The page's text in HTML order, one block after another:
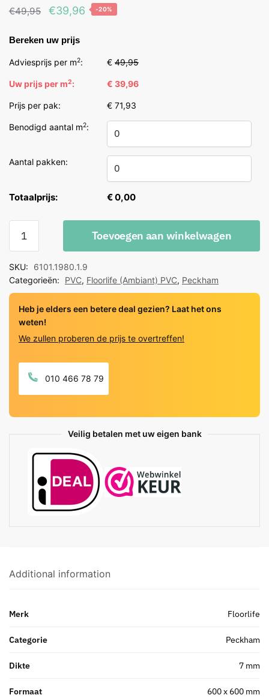
€49,95
Oorspronkelijke
was:
€49,95.
€39,96 Huidige
€39,96.
-20%
Bereken uw prijs
Adviesprijs per m2: € 49,95
Uw prijs per m2: € 39,96
Prijs per pak: € 71,93
Benodigd aantal m2:
Aantal pakken:
Totaalprijs: € 0,00
PVC
Light
Grey
Click
quantity
Toevoegen aan winkelwagen
SKU:
6101.1980.1.9
Categorieën:
PVC, Floorlife (Ambiant) PVC, Peckham
Heb je elders een betere deal gezien? Laat het ons
weten!
We zullen proberen de prijs te overtreffen!
010 466 78 79
Veilig betalen met uw eigen bank
Additional information
Merk Floorlife
Categorie Peckham
Dikte 7 mm
Formaat 600 x 600 mm